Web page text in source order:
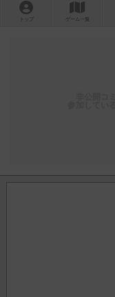
トップ ゲーム一覧